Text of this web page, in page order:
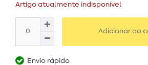
Artigo atualmente indisponível
Adicionar ao
Envio rápido